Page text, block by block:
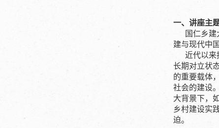
一、讲座主题
国仁乡建
建与现代中
近代以来
长期对立状
的重要载体
社会的建设
大背景下，
乡村建设实
迫。